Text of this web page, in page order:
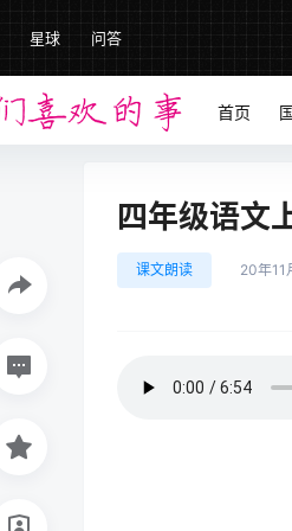
星球 问答
首页
四年级语文
课文朗读 20年11